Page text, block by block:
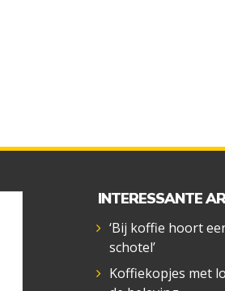
INTERESSANTE
‘Bij koffie hoort
schotel’
Koffiekopjes met